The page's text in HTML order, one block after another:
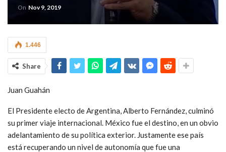
On Nov 9, 2019
1.446
Share
Juan Guahán
El Presidente electo de Argentina, Alberto Fernández, culminó
su primer viaje internacional. México fue el destino, en un obvio
adelantamiento de su política exterior. Justamente ese país
está recuperando un nivel de autonomía que fue una